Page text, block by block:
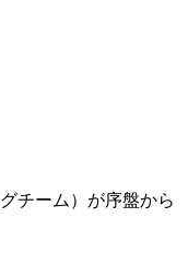
チーム）が序盤から